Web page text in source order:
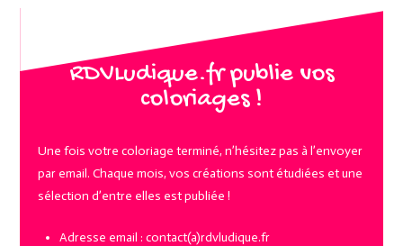
RDVLudique.fr publie vos
coloriages !
Une fois votre coloriage terminé, n’hésitez pas à l’envoyer
par email. Chaque mois, vos créations sont étudiées et une
sélection d’entre elles est publiée !
Adresse email : contact(a)rdvludique.fr